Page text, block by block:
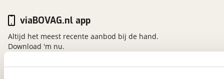
viaBOVAG.nl app
Altijd het meest recente aanbod bij de hand.
Download 'm nu.